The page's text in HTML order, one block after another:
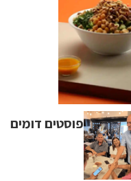
פוסטים דומים